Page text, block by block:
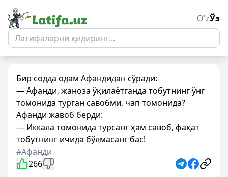
O'zЎз
Бир содда одам Афандидан сўради:
— Афанди, жаноза ўқилаётганда тобутнинг ўнг
томонида турган савобми, чап томонида?
Афанди жавоб берди:
— Иккала томонида турсанг ҳам савоб, фақат
тобутнинг ичида бўлмасанг бас!
#Афанди
266